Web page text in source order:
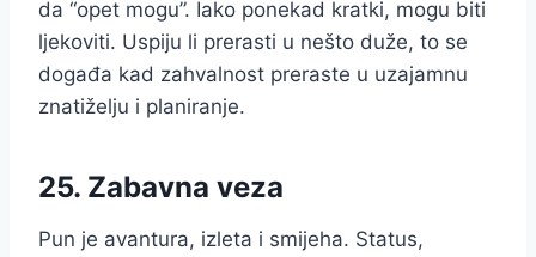
da “opet mogu”. Iako ponekad kratki, mogu biti
ljekoviti. Uspiju li prerasti u nešto duže, to se
događa kad zahvalnost preraste u uzajamnu
znatiželju i planiranje.
25. Zabavna veza
Pun je avantura, izleta i smijeha. Status,